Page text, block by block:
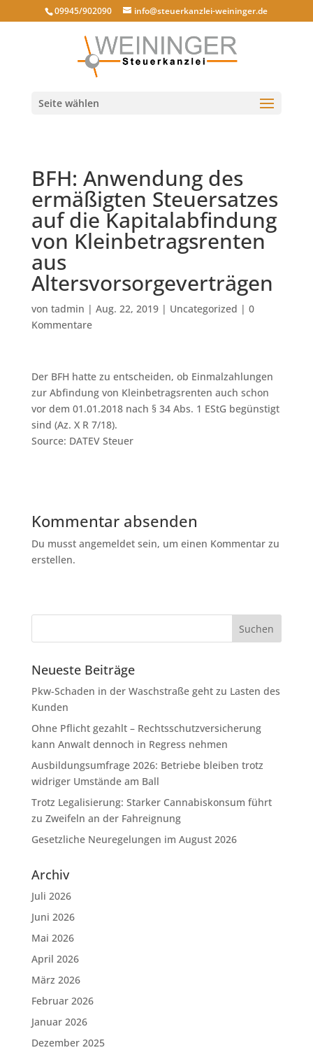
09945/902090 info@steuerkanzlei-weininger.de
Seite wählen
BFH: Anwendung des
ermäßigten Steuersatzes
auf die Kapitalabfindung
von Kleinbetragsrenten
aus
Altersvorsorgeverträgen
von tadmin | Aug. 22, 2019| Uncategorized | 0
Kommentare
Der BFH hatte zu entscheiden, ob Einmalzahlungen
zur Abfindung von Kleinbetragsrenten auch schon
vor dem 01.01.2018 nach § 34 Abs. 1 EStG begünstigt
sind (Az. X R 7/18).
Source: DATEV Steuer
Kommentar absenden
Du musst angemeldet sein, um einen Kommentar zu
erstellen.
Neueste Beiträge
Pkw-Schaden in der Waschstraße geht zu Lasten des
Kunden
Ohne Pflicht gezahlt – Rechtsschutzversicherung
kann Anwalt dennoch in Regress nehmen
Ausbildungsumfrage 2026: Betriebe bleiben trotz
widriger Umstände am Ball
Trotz Legalisierung: Starker Cannabiskonsum führt
zu Zweifeln an der Fahreignung
Gesetzliche Neuregelungen im August 2026
Archiv
Juli 2026
Juni 2026
Mai 2026
April 2026
März 2026
Februar 2026
Januar 2026
Dezember 2025